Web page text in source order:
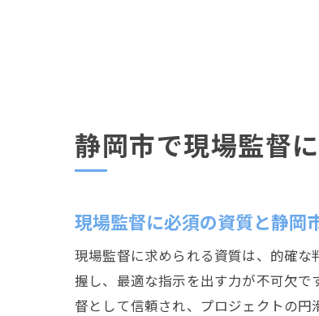
静岡市で現場監督
現場監督に必須の資質と静岡
現場監督に求められる資質は、的確
握し、最適な指示を出す力が不可欠
督として信頼され、プロジェクトの円